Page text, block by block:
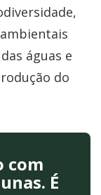
águas e
do
com
É